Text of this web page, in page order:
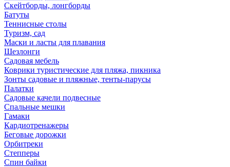
Скейтборды, лонгборды
Батуты
Теннисные столы
Туризм, сад
Маски и ласты для плавания
Шезлонги
Садовая мебель
Коврики туристические для пляжа, пикника
Зонты садовые и пляжные, тенты-парусы
Палатки
Садовые качели подвесные
Спальные мешки
Гамаки
Кардиотренажеры
Беговые дорожки
Орбитреки
Степперы
Спин байки